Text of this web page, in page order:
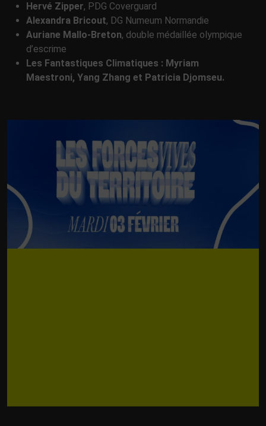
Hervé Zipper, PDG Coverguard
Alexandra Bricout, DG Numeum Normandie
Auriane Mallo-Breton, double médaillée olympique
d’escrime
Les Fantastiques Climatiques : Myriam
Maestroni, Yang Zhang et Patricia Djomseu.